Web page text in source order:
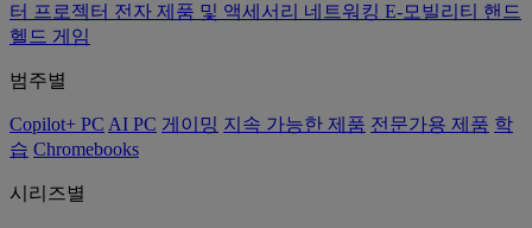
터 프로젝터 전자 제품 및 액세서리 네트워킹 E-모빌리티 핸드
헬드 게임
범주별
Copilot+ PC AI PC 게이밍 지속 가능한 제품 전문가용 제품 학
습 Chromebooks
시리즈별